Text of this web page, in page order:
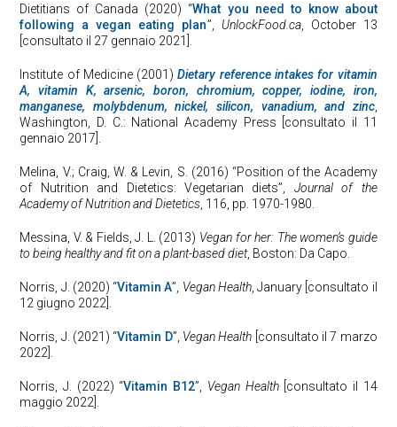
Dietitians of Canada (2020) “What you need to know about
following a vegan eating plan”, UnlockFood.ca, October 13
[consultato il 27 gennaio 2021].
Institute of Medicine (2001)Dietary reference intakes for vitamin
A, vitamin K, arsenic, boron, chromium, copper, iodine, iron,
manganese, molybdenum, nickel, silicon, vanadium, and zinc,
Washington, D. C.: National Academy Press [consultato il 11
gennaio 2017].
Melina, V.; Craig, W. & Levin, S. (2016) “Position of the Academy
of Nutrition and Dietetics: Vegetarian diets”, Journal of the
Academy of Nutrition and Dietetics , 116, pp. 1970-1980.
Messina, V. & Fields, J. L. (2013) Vegan for her: The women’s guide
to being healthy and fit on a plant-based diet, Boston: Da Capo.
Norris, J. (2020) “Vitamin A”, Vegan Health, January [consultato il
12 giugno 2022].
Norris, J. (2021) “Vitamin D”, Vegan Health [consultato il 7 marzo
2022].
Norris, J. (2022) “Vitamin B12”, Vegan Health[consultato il 14
maggio 2022].